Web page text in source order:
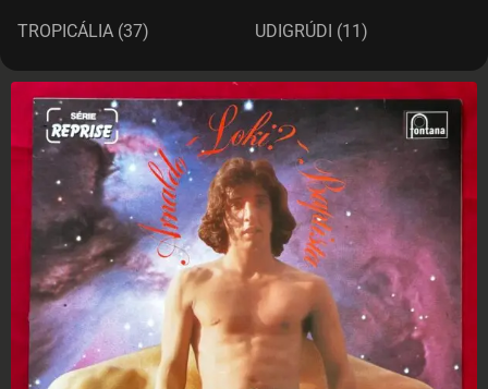
TROPICÁLIA (37) UDIGRÚDI (11)